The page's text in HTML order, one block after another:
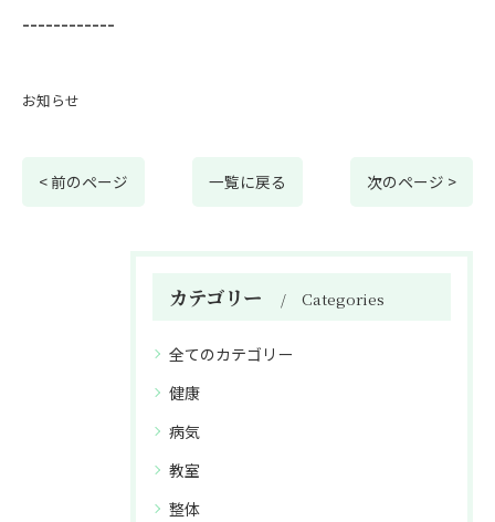
------------
お知らせ
< 前のページ 一覧に戻る 次のページ >
カテゴリー Categories
全てのカテゴリー
健康
病気
教室
整体